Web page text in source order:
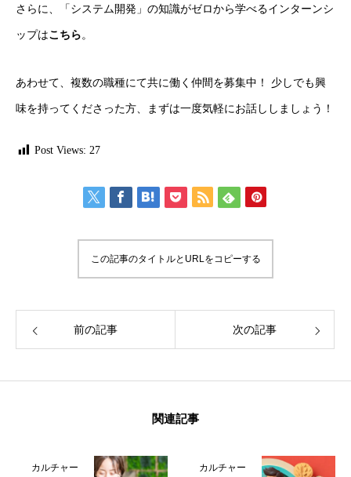
さらに、「システム開発」の知識がゼロから学べるインターンシ
ップはこちら 。
あわせて、複数の職種にて共に働く仲間を募集中！ 少しでも興
味を持ってくださった方、まずは一度気軽にお話ししましょう！
Post Views: 27
この記事のタイトルとURLをコピーする
前の記事 次の記事
関連記事
カルチャー カルチャー